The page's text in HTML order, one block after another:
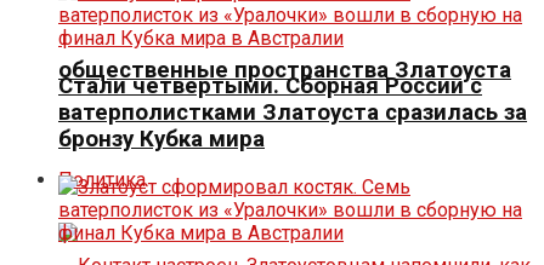
общественные пространства Златоуста
Политика
Стали четвертыми. Сборная России с
ватерполистками Златоуста сразилась за
бронзу Кубка мира